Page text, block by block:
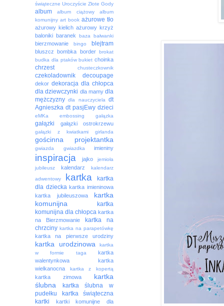
świąteczne Uroczyście Złote Gody
album album ciążowy
album
komunijny art book ażurowe tło
ażurowy kielich ażurowy krzyż
baloniki baranek baza bałwanki
bierzmowanie bingo blejtram
bluszcz bombka border brokat
budka dla ptaków bukiet choinka
chrzest chusteczkownik
czekoladownik decoupage
dekor dekoracja dla chłopca
dla dziewczynki dla mamy dla
mężczyzny dla nauczyciela dt
Agnieszka dt pasjEwy dzieci
eMKa embossing gałązka
gałązki gałązki ostrokrzewu
gałązki z kwiatkami girlanda
gościnna projektantka
gwiazda gwiazdka imieniny
inspiracja jajko
jemioła
jubileusz
kalendarz
kalendarz
adwentowy
kartka
kartka
dla dziecka kartka imieninowa
kartka jubileuszowa
kartka
komunijna
kartka
komunijna dla chłopca kartka
na Bierzmowanie
kartka na
chrzciny kartka na parapetówkę
kartka na pierwsze urodziny
kartka urodzinowa
kartka
w formie taga
kartka
walentynkowa
kartka
wielkanocna
kartka z kopertą
kartka zimowa
kartka
ślubna
kartka ślubna w
pudełku
kartka świąteczna
kartki
kartki komunijne dla